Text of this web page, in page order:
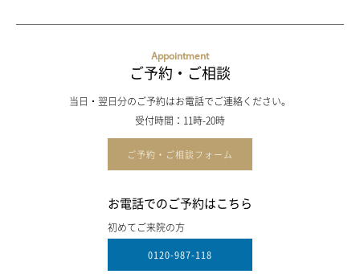
Appointment
ご予約・ご相談
当日・翌日分のご予約はお電話でご連絡ください。
受付時間：11時-20時
ご予約・ご相談フォーム
お電話でのご予約はこちら
初めてご来院の方
0120-987-118